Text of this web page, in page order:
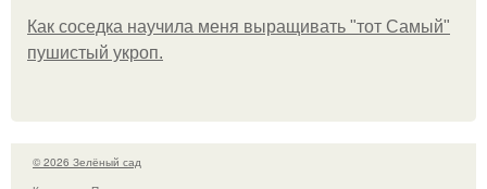
Как соседка научила меня выращивать "тот Самый"
пушистый укроп.
© 2026 Зелёный сад